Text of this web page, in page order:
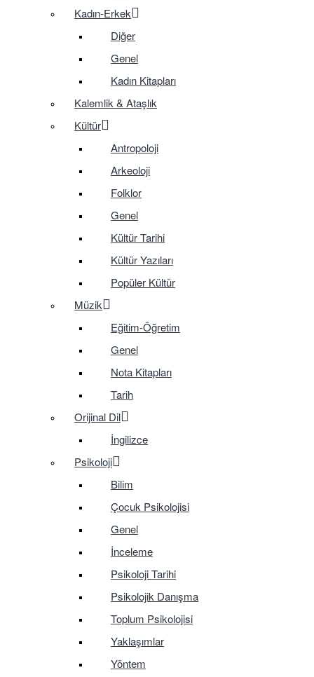
Kadın-Erkek
Diğer
Genel
Kadın Kitapları
Kalemlik & Ataşlık
Kültür
Antropoloji
Arkeoloji
Folklor
Genel
Kültür Tarihi
Kültür Yazıları
Popüler Kültür
Müzik
Eğitim-Öğretim
Genel
Nota Kitapları
Tarih
Orijinal Dil
İngilizce
Psikoloji
Bilim
Çocuk Psikolojisi
Genel
İnceleme
Psikoloji Tarihi
Psikolojik Danışma
Toplum Psikolojisi
Yaklaşımlar
Yöntem